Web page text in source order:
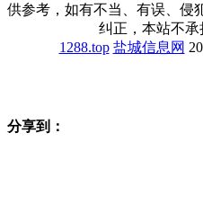
供参考，如有不当、有误、侵
纠正，本站不
1288.top 盐城信息网
分享到：